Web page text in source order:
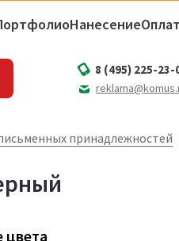
Нанесение
8 (495) 225-23-
принадлежностей
цвета